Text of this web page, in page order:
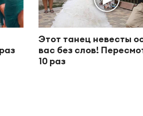
Этот танец невесты
вас без слов!
10 раз